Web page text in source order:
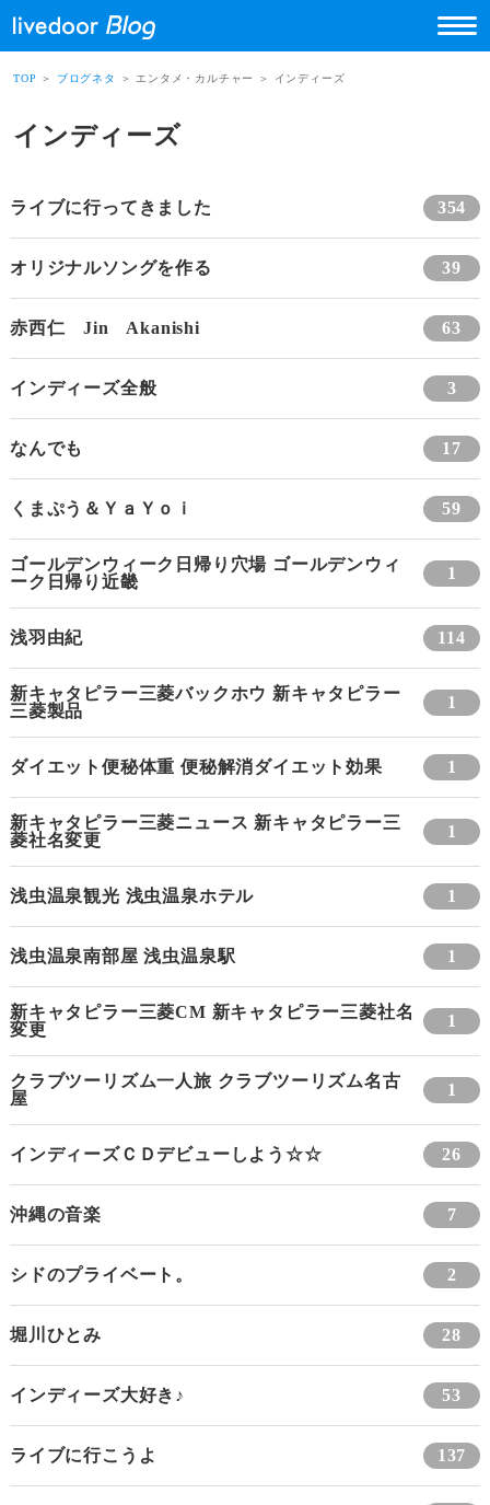
TOP ＞ ブログネタ ＞ エンタメ・カルチャー ＞ インディーズ
インディーズ
ライブに行ってきました 354
オリジナルソングを作る 39
赤西仁 Jin Akanishi 63
インディーズ全般 3
なんでも 17
くまぷう＆ＹａＹｏｉ 59
ゴールデンウィーク日帰り穴場 ゴールデンウィ
ーク日帰り近畿
1
浅羽由紀 114
新キャタピラー三菱バックホウ 新キャタピラー
三菱製品
1
ダイエット便秘体重 便秘解消ダイエット効果 1
新キャタピラー三菱ニュース 新キャタピラー三
菱社名変更
1
浅虫温泉観光 浅虫温泉ホテル 1
浅虫温泉南部屋 浅虫温泉駅 1
新キャタピラー三菱CM 新キャタピラー三菱社名
変更
1
クラブツーリズム一人旅 クラブツーリズム名古
屋
1
インディーズＣＤデビューしよう☆☆ 26
沖縄の音楽 7
シドのプライベート。 2
堀川ひとみ 28
インディーズ大好き♪ 53
ライブに行こうよ 137